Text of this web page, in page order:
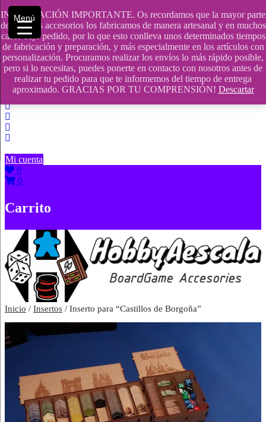
INFORMACIÓN IMPORTANTE. Os recordamos que la mayor parte
de nuestros accesorios los fabricamos de manera artesanal y en muchos
casos bajo pedido, por lo que esto conlleva unos determinados tiempos
de fabricación y preparación, y más especialmente en los artículos con
personalización. Procuramos realizar los envíos lo más rápido posible,
pero si lo necesitas, puedes ponerte en contacto con nosotros antes de
realizar tu pedido para que te informemos del tiempo de entrega
aproximado. GRACIAS POR TU COMPRENSIÓN! Descartar
Saltar
contenido
609241475 SOLO DE 10:00 a 14:00
info@hobbyaescala.com
San Fernando de Henares
10:00 - 14:00
Mi cuenta
0
0
Carrito
Inicio / Insertos / Inserto para “Castillos de Borgoña”
Menú